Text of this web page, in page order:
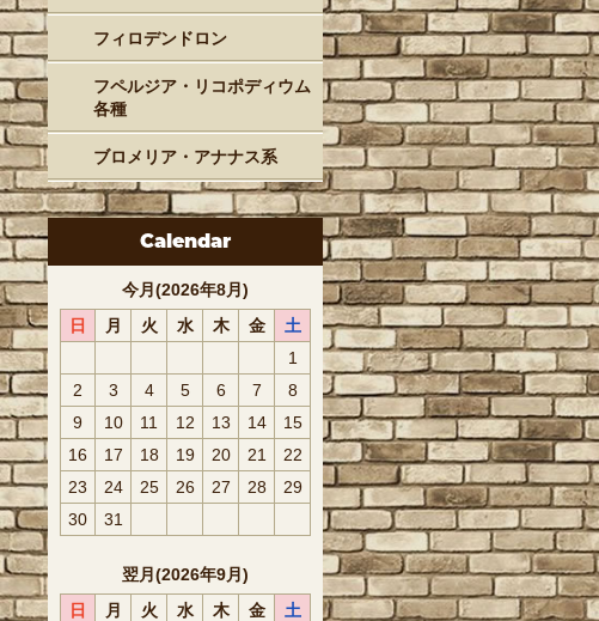
フィロデンドロン
フペルジア・リコポディウム
各種
ブロメリア・アナナス系
Calendar
今月(2026年8月)
日
月 火 水 木 金
土
1
2
3 4 5 6 7
8
9
10 11 12 13 14
15
16
17 18 19 20 21
22
23
24 25 26 27 28
29
30
31
翌月(2026年9月)
日
月 火 水 木 金
土